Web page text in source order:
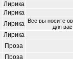
Лирика
Лирика
Лирика Все вы носите
для
Лирика
Проза
Проза